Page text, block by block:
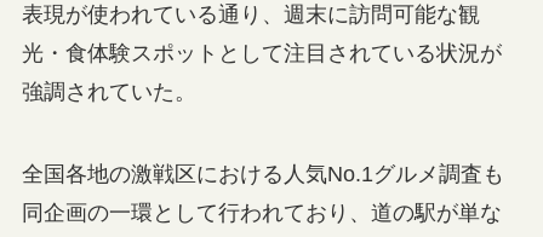
表現が使われている通り、週末に訪問可能な観
光・食体験スポットとして注目されている状況が
強調されていた。
全国各地の激戦区における人気No.1グルメ調査も
同企画の一環として行われており、道の駅が単な